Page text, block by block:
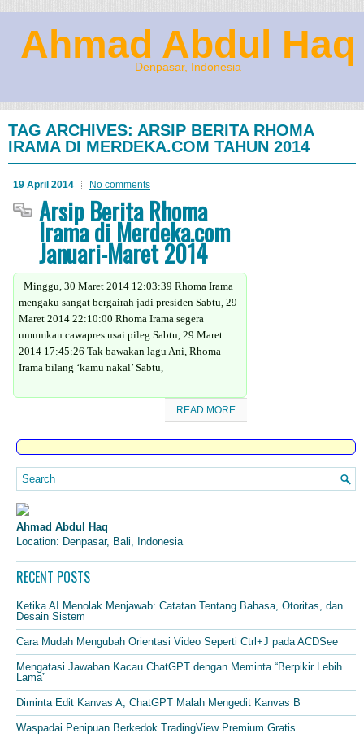
Ahmad Abdul Haq
Denpasar, Indonesia
TAG ARCHIVES: ARSIP BERITA RHOMA
IRAMA DI MERDEKA.COM TAHUN 2014
19 April 2014 No comments
Arsip Berita Rhoma
Irama di Merdeka.com
Januari-Maret 2014
Minggu, 30 Maret 2014 12:03:39 Rhoma Irama
mengaku sangat bergairah jadi presiden Sabtu, 29
Maret 2014 22:10:00 Rhoma Irama segera
umumkan cawapres usai pileg Sabtu, 29 Maret
2014 17:45:26 Tak bawakan lagu Ani, Rhoma
Irama bilang ‘kamu nakal’ Sabtu,
READ MORE
Ahmad Abdul Haq
Location: Denpasar, Bali, Indonesia
RECENT POSTS
Ketika AI Menolak Menjawab: Catatan Tentang Bahasa, Otoritas, dan
Desain Sistem
Cara Mudah Mengubah Orientasi Video Seperti Ctrl+J pada ACDSee
Mengatasi Jawaban Kacau ChatGPT dengan Meminta “Berpikir Lebih
Lama”
Diminta Edit Kanvas A, ChatGPT Malah Mengedit Kanvas B
Waspadai Penipuan Berkedok TradingView Premium Gratis